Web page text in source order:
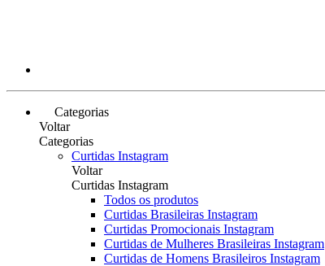
Categorias
Voltar
Categorias
Curtidas Instagram
Voltar
Curtidas Instagram
Todos os produtos
Curtidas Brasileiras Instagram
Curtidas Promocionais Instagram
Curtidas de Mulheres Brasileiras Instagram
Curtidas de Homens Brasileiros Instagram